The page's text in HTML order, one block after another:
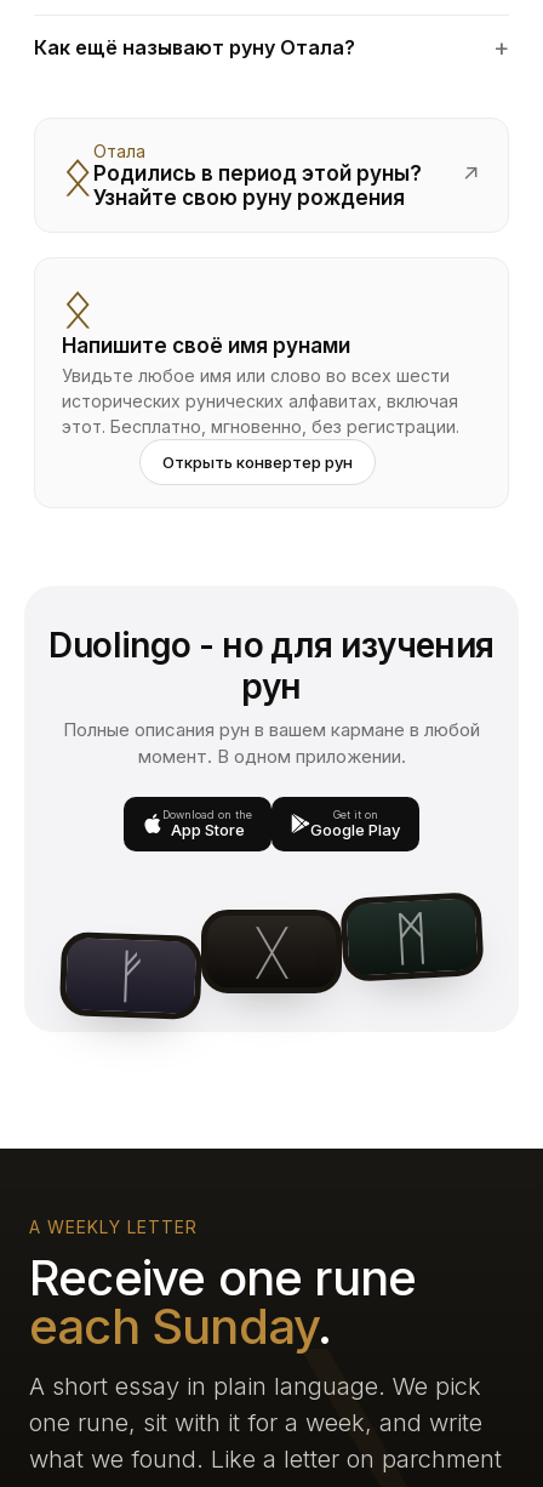
Как ещё называют руну Отала?
ᛟОтала
Родились в период этой руны?
Узнайте свою руну рождения
↗
ᛟ
Напишите своё имя рунами
Увидьте любое имя или слово во всех шести
исторических рунических алфавитах, включая
этот. Бесплатно, мгновенно, без регистрации.
Открыть конвертер рун
Duolingo - но для изучения
рун
Полные описания рун в вашем кармане в любой
момент. В одном приложении.
Download on the
App Store
Get it on
Google Play
ᚠ ᚷ ᛗ
A WEEKLY LETTER
Receive one rune
each Sunday.
A short essay in plain language. We pick
one rune, sit with it for a week, and write
what we found. Like a letter on parchment